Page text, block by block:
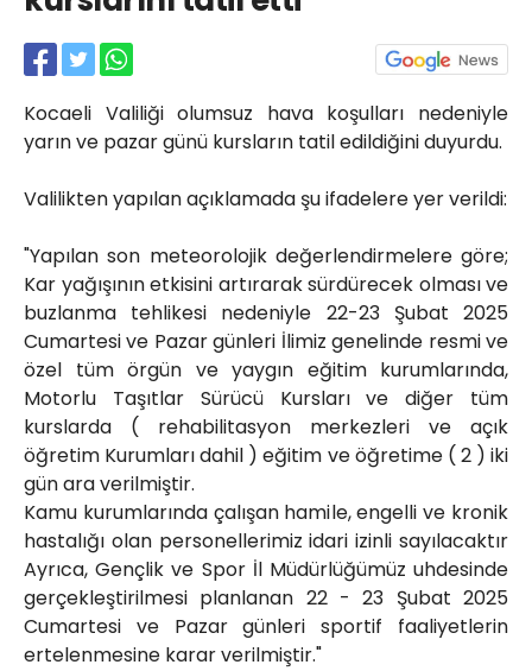
Kocaeli Valiliği olumsuz hava koşulları nedeniyle
yarın ve pazar günü kursların tatil edildiğini duyurdu.
Valilikten yapılan açıklamada şu ifadelere yer verildi:
"Yapılan son meteorolojik değerlendirmelere göre;
Kar yağışının etkisini artırarak sürdürecek olması ve
buzlanma tehlikesi nedeniyle 22-23 Şubat 2025
Cumartesi ve Pazar günleri İlimiz genelinde resmi ve
özel tüm örgün ve yaygın eğitim kurumlarında,
Motorlu Taşıtlar Sürücü Kursları ve diğer tüm
kurslarda ( rehabilitasyon merkezleri ve açık
öğretim Kurumları dahil ) eğitim ve öğretime ( 2 ) iki
gün ara verilmiştir.
Kamu kurumlarında çalışan hamile, engelli ve kronik
hastalığı olan personellerimiz idari izinli sayılacaktır
Ayrıca, Gençlik ve Spor İl Müdürlüğümüz uhdesinde
gerçekleştirilmesi planlanan 22 - 23 Şubat 2025
Cumartesi ve Pazar günleri sportif faaliyetlerin
ertelenmesine karar verilmiştir."
Yahya Kaptan Mahallesi
Akkavaklar Caddesi No:17/4 İzmit-
kocaelisokak@gmail.com